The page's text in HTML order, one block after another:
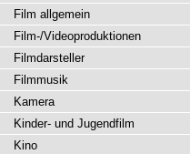
Film allgemein
Film-/Videoproduktionen
Filmdarsteller
Filmmusik
Kamera
Kinder- und Jugendfilm
Kino